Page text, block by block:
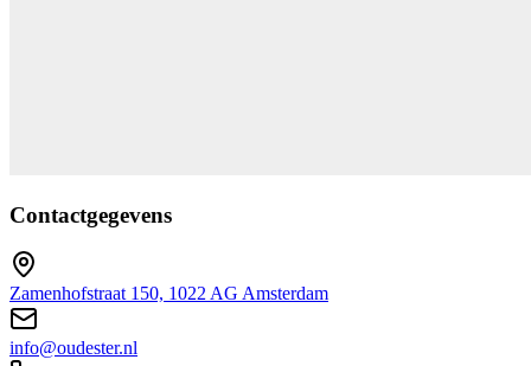
Contactgegevens
Zamenhofstraat 150, 1022 AG Amsterdam
info@oudester.nl